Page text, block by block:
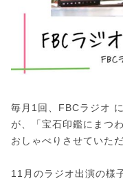
毎月1回、FBCラジオ
が、「宝石印鑑にまつ
おしゃべりさせていた
11月のラジオ出演の様